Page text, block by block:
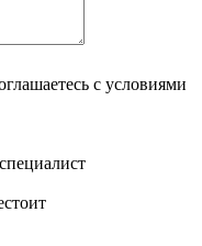
с условиями